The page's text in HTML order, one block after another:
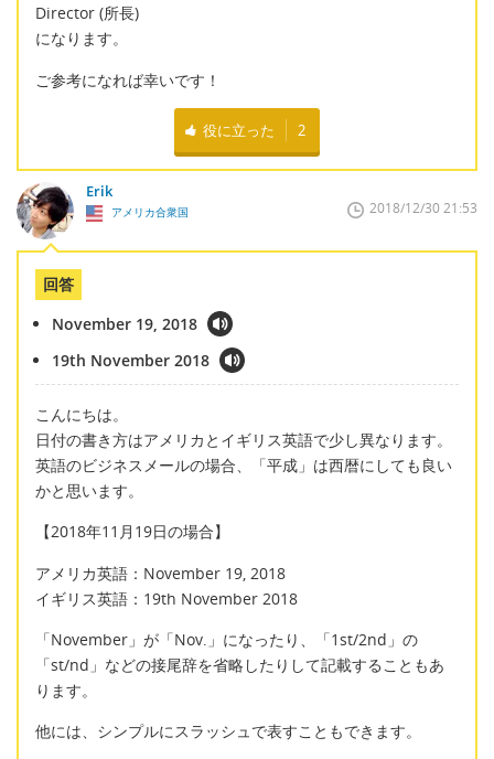
Director (所長)
になります。
ご参考になれば幸いです！
役に立った 2
Erik
アメリカ合衆国 2018/12/30 21:53
回答
November 19, 2018
19th November 2018
こんにちは。
日付の書き方はアメリカとイギリス英語で少し異なります。
英語のビジネスメールの場合、「平成」は西暦にしても良い
かと思います。
【2018年11月19日の場合】
アメリカ英語：November 19, 2018
イギリス英語：19th November 2018
「November」が「Nov.」になったり、「1st/2nd」の
「st/nd」などの接尾辞を省略したりして記載することもあ
ります。
他には、シンプルにスラッシュで表すこともできます。